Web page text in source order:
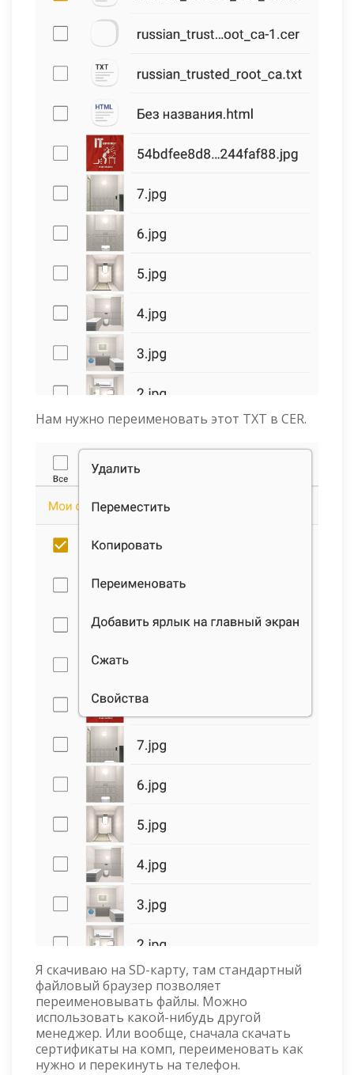
Нам нужно переименовать этот TXT в CER.
Я скачиваю на SD-карту, там стандартный
файловый браузер позволяет
переименовывать файлы. Можно
использовать какой-нибудь другой
менеджер. Или вообще, сначала скачать
сертификаты на комп, переименовать как
нужно и перекинуть на телефон.